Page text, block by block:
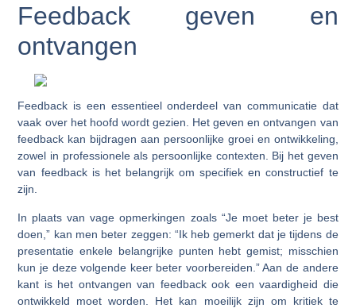
Feedback geven en
ontvangen
Feedback is een essentieel onderdeel van communicatie dat
vaak over het hoofd wordt gezien. Het geven en ontvangen van
feedback kan bijdragen aan persoonlijke groei en ontwikkeling,
zowel in professionele als persoonlijke contexten. Bij het geven
van feedback is het belangrijk om specifiek en constructief te
zijn.
In plaats van vage opmerkingen zoals “Je moet beter je best
doen,” kan men beter zeggen: “Ik heb gemerkt dat je tijdens de
presentatie enkele belangrijke punten hebt gemist; misschien
kun je deze volgende keer beter voorbereiden.” Aan de andere
kant is het ontvangen van feedback ook een vaardigheid die
ontwikkeld moet worden. Het kan moeilijk zijn om kritiek te